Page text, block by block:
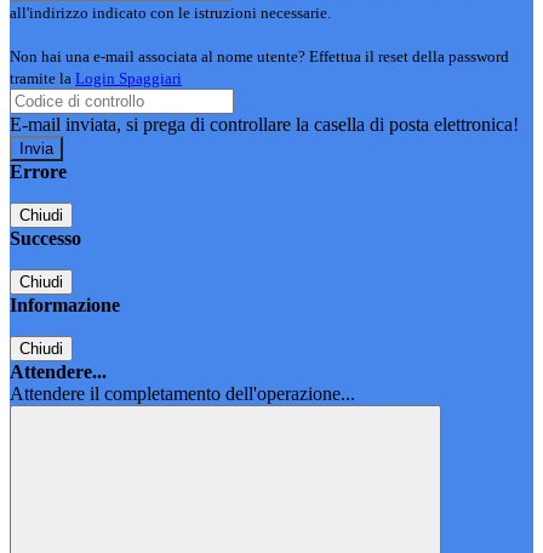
all'indirizzo indicato con le istruzioni necessarie.
Non hai una e-mail associata al nome utente? Effettua il reset della password
tramite la Login Spaggiari
E-mail inviata, si prega di controllare la casella di posta elettronica!
Errore
Chiudi
Successo
Chiudi
Informazione
Chiudi
Attendere...
Attendere il completamento dell'operazione...